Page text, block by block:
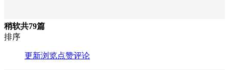
稍软共79篇
排序
更新浏览点赞评论